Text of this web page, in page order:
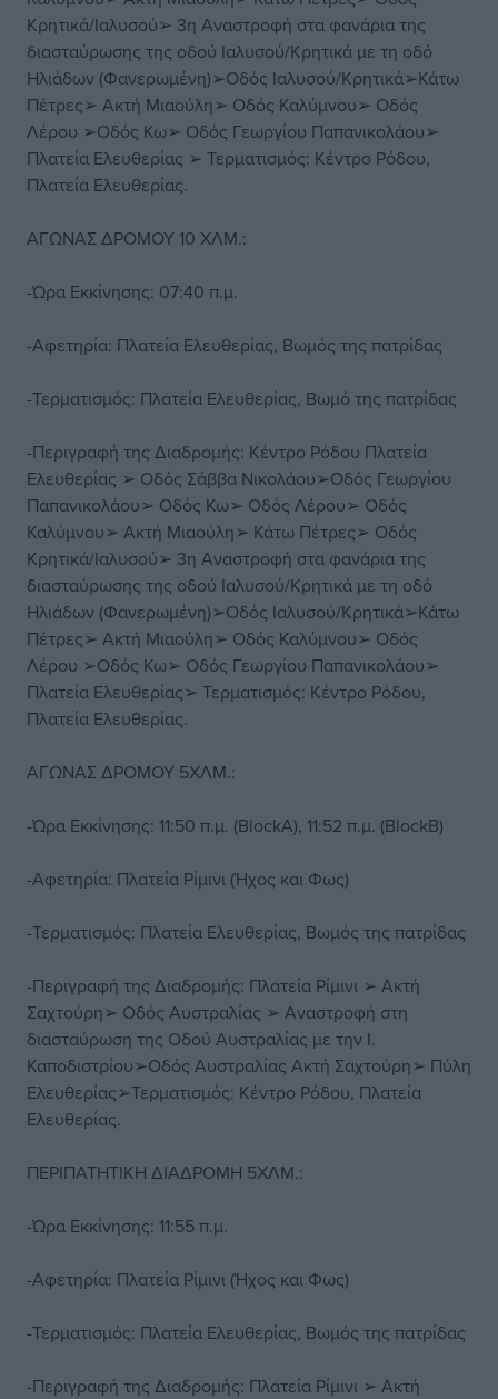
Κρητικά/Ιαλυσού➢ 3η Αναστροφή στα φανάρια της
διασταύρωσης της οδού Ιαλυσού/Κρητικά με τη οδό
Ηλιάδων (Φανερωμένη)➢Οδός Ιαλυσού/Κρητικά➢Κάτω
Πέτρες➢ Ακτή Μιαούλη➢ Οδός Καλύμνου➢ Οδός
Λέρου ➢Οδός Κω➢ Οδός Γεωργίου Παπανικολάου➢
Πλατεία Ελευθερίας ➢ Τερματισμός: Κέντρο Ρόδου,
Πλατεία Ελευθερίας.
ΑΓΩΝΑΣ ΔΡΟΜΟΥ 10 ΧΛΜ.:
-Ώρα Εκκίνησης: 07:40 π.μ.
-Αφετηρία: Πλατεία Ελευθερίας, Βωμός της πατρίδας
-Τερματισμός: Πλατεία Ελευθερίας, Βωμό της πατρίδας
-Περιγραφή της Διαδρομής: Κέντρο Ρόδου Πλατεία
Ελευθερίας ➢ Οδός Σάββα Νικολάου➢Οδός Γεωργίου
Παπανικολάου➢ Οδός Κω➢ Οδός Λέρου➢ Οδός
Καλύμνου➢ Ακτή Μιαούλη➢ Κάτω Πέτρες➢ Οδός
Κρητικά/Ιαλυσού➢ 3η Αναστροφή στα φανάρια της
διασταύρωσης της οδού Ιαλυσού/Κρητικά με τη οδό
Ηλιάδων (Φανερωμένη)➢Οδός Ιαλυσού/Κρητικά➢Κάτω
Πέτρες➢ Ακτή Μιαούλη➢ Οδός Καλύμνου➢ Οδός
Λέρου ➢Οδός Κω➢ Οδός Γεωργίου Παπανικολάου➢
Πλατεία Ελευθερίας➢ Τερματισμός: Κέντρο Ρόδου,
Πλατεία Ελευθερίας.
ΑΓΩΝΑΣ ΔΡΟΜΟΥ 5ΧΛΜ.:
-Ώρα Εκκίνησης: 11:50 π.μ. (BlockA), 11:52 π.μ. (BlockB)
-Αφετηρία: Πλατεία Ρίμινι (Ήχος και Φως)
-Τερματισμός: Πλατεία Ελευθερίας, Βωμός της πατρίδας
-Περιγραφή της Διαδρομής: Πλατεία Ρίμινι ➢ Ακτή
Σαχτούρη➢ Οδός Αυστραλίας ➢ Αναστροφή στη
διασταύρωση της Οδού Αυστραλίας με την Ι.
Καποδιστρίου➢Οδός Αυστραλίας Ακτή Σαχτούρη➢ Πύλη
Ελευθερίας➢Τερματισμός: Κέντρο Ρόδου, Πλατεία
Ελευθερίας.
ΠΕΡΙΠΑΤΗΤΙΚΗ ΔΙΑΔΡΟΜΗ 5ΧΛΜ.:
-Ώρα Εκκίνησης: 11:55 π.μ.
-Αφετηρία: Πλατεία Ρίμινι (Ήχος και Φως)
-Τερματισμός: Πλατεία Ελευθερίας, Βωμός της πατρίδας
-Περιγραφή της Διαδρομής: Πλατεία Ρίμινι ➢ Ακτή